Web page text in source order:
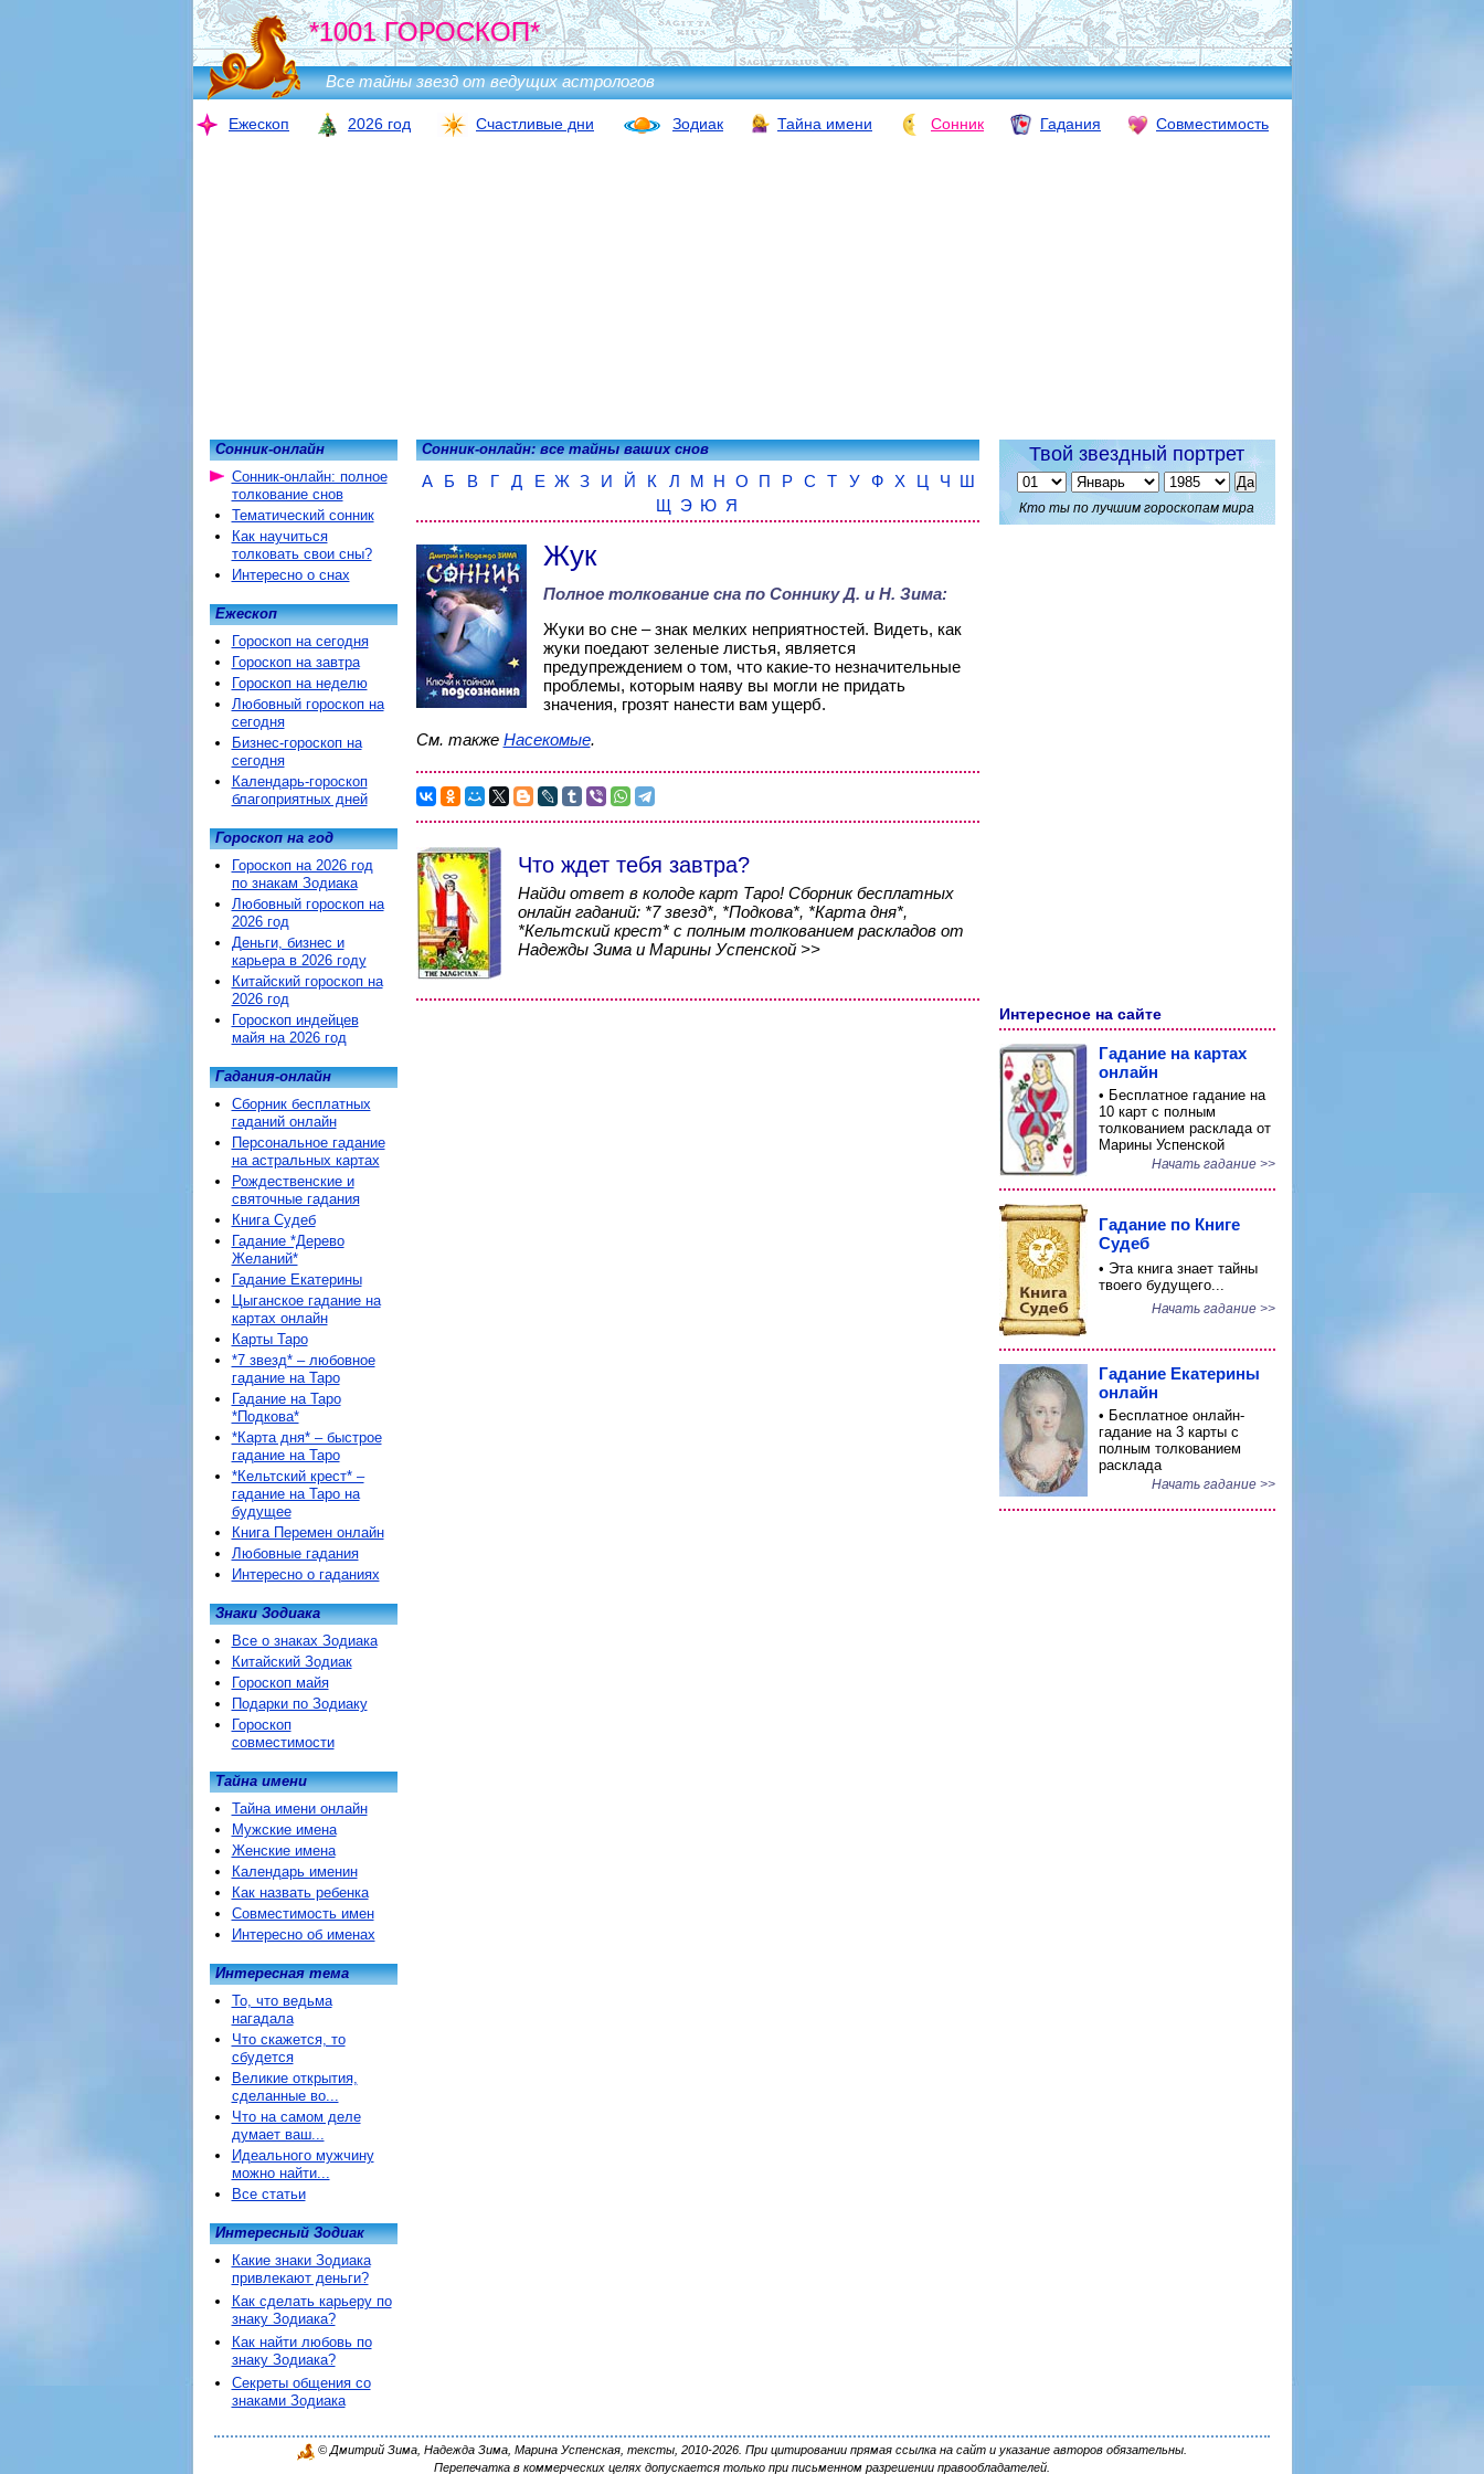
*1001 ГОРОСКОП*
Все тайны звезд от ведущих астрологов
Ежескоп 2026 год Счастливые дни Зодиак Тайна имени Сонник Гадания Совместимость
Сонник-онлайн: все тайны ваших снов
А Б В Г Д Е Ж З И Й К Л М Н О П Р С Т У Ф Х Ц Ч Ш
Щ Э Ю Я
Жук
Полное толкование сна по Соннику Д. и Н. Зима:
Жуки во сне – знак мелких неприятностей. Видеть, как
жуки поедают зеленые листья, является
предупреждением о том, что какие-то незначительные
проблемы, которым наяву вы могли не придать
значения, грозят нанести вам ущерб.
См. также Насекомые.
Что ждет тебя завтра?
Найди ответ в колоде карт Таро! Сборник бесплатных
онлайн гаданий: *7 звезд*, *Подкова*, *Карта дня*,
*Кельтский крест* с полным толкованием раскладов от
Надежды Зима и Марины Успенской >>
Сонник-онлайн
Сонник-онлайн: полное
толкование снов
Тематический сонник
Как научиться
толковать свои сны?
Интересно о снах
Ежескоп
Гороскоп на сегодня
Гороскоп на завтра
Гороскоп на неделю
Любовный гороскоп на
сегодня
Бизнес-гороскоп на
сегодня
Календарь-гороскоп
благоприятных дней
Гороскоп на год
Гороскоп на 2026 год
по знакам Зодиака
Любовный гороскоп на
2026 год
Деньги, бизнес и
карьера в 2026 году
Китайский гороскоп на
2026 год
Гороскоп индейцев
майя на 2026 год
Гадания-онлайн
Сборник бесплатных
гаданий онлайн
Персональное гадание
на астральных картах
Рождественские и
святочные гадания
Книга Судеб
Гадание *Дерево
Желаний*
Гадание Екатерины
Цыганское гадание на
картах онлайн
Карты Таро
*7 звезд* – любовное
гадание на Таро
Гадание на Таро
*Подкова*
*Карта дня* – быстрое
гадание на Таро
*Кельтский крест* –
гадание на Таро на
будущее
Книга Перемен онлайн
Любовные гадания
Интересно о гаданиях
Знаки Зодиака
Все о знаках Зодиака
Китайский Зодиак
Гороскоп майя
Подарки по Зодиаку
Гороскоп
совместимости
Тайна имени
Тайна имени онлайн
Мужские имена
Женские имена
Календарь именин
Как назвать ребенка
Совместимость имен
Интересно об именах
Интересная тема
То, что ведьма
нагадала
Что скажется, то
сбудется
Великие открытия,
сделанные во...
Что на самом деле
думает ваш...
Идеального мужчину
можно найти...
Все статьи
Интересный Зодиак
Какие знаки Зодиака
привлекают деньги?
Как сделать карьеру по
знаку Зодиака?
Как найти любовь по
знаку Зодиака?
Секреты общения со
знаками Зодиака
Твой звездный портрет
Кто ты по лучшим гороскопам мира
Интересное на сайте
Гадание на картах
онлайн
• Бесплатное гадание на
10 карт с полным
толкованием расклада от
Марины Успенской
Начать гадание >>
Гадание по Книге
Судеб
• Эта книга знает тайны
твоего будущего...
Начать гадание >>
Гадание Екатерины
онлайн
• Бесплатное онлайн-
гадание на 3 карты с
полным толкованием
расклада
Начать гадание >>
© Дмитрий Зима, Надежда Зима, Марина Успенская, тексты, 2010-2026. При цитировании прямая ссылка на сайт и указание авторов обязательны.
Перепечатка в коммерческих целях допускается только при письменном разрешении правообладателей.